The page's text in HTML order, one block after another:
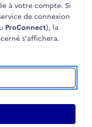
à votre compte. Si
de connexion
ProConnect), la
s'affichera.